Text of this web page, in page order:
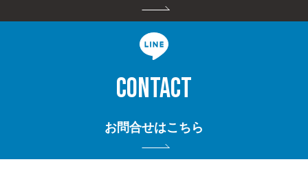
CONTACT
お問合せはこちら